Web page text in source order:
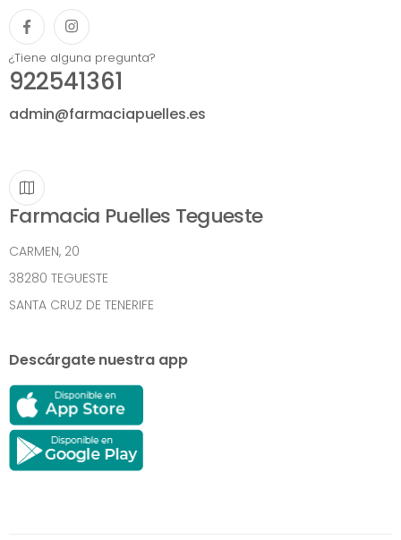
¿Tiene alguna pregunta?
922541361
admin@farmaciapuelles.es
Farmacia Puelles Tegueste
CARMEN, 20
38280 TEGUESTE
SANTA CRUZ DE TENERIFE
Descárgate nuestra app